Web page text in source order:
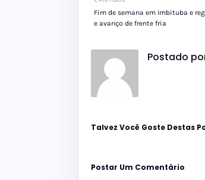
Fim de semana em Imbituba e
e avanço de frente fria
Postado
Talvez Você Goste Destas
Postar Um Comentário